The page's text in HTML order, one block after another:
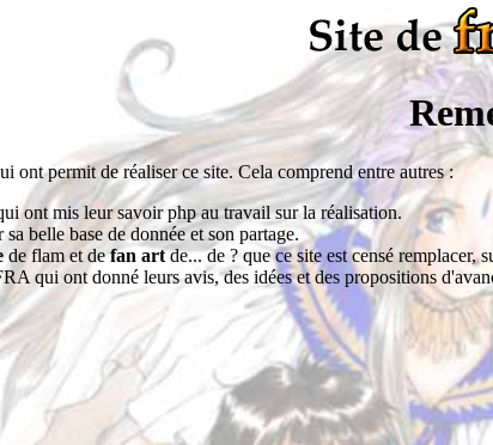
ont permit de réaliser ce site. Cela comprend entre autres :
ont mis leur savoir php au travail sur la réalisation.
sa belle base de donnée et son partage.
de flam et defan artde... de ? que ce site est censé remplacer,
qui ont donné leurs avis, des idées et des propositions